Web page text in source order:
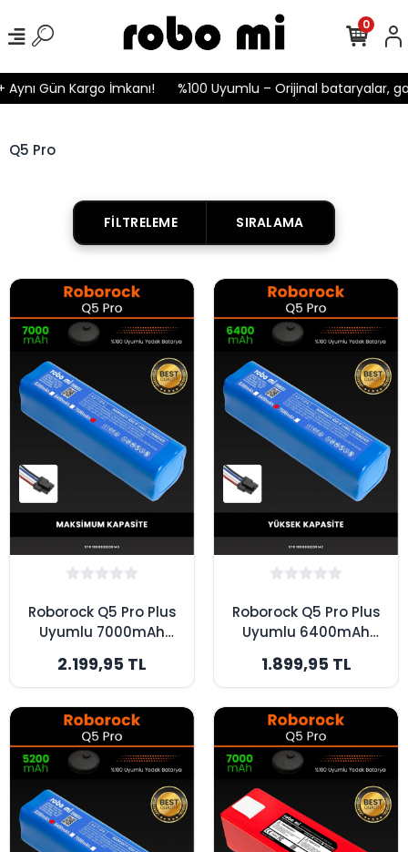
Gün Kargo İmkanı! %100 Uyumlu – Orijinal bataryalar,
0
Q5 Pro
FILTRELEME SIRALAMA
Roborock Q5 Pro Plus
Uyumlu 7000mAh
Bataryası - Kutusuz
Model - Maksimum
Kapasite
2.199,95 TL
Roborock Q5 Pro Plus
Uyumlu 6400mAh
Bataryası - Kutusuz
Model - Yüksek
Kapasite
1.899,95 TL